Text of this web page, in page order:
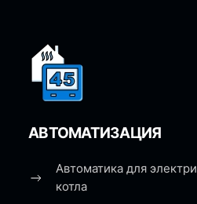
АВТОМАТИЗАЦИЯ
Автоматика для
котла